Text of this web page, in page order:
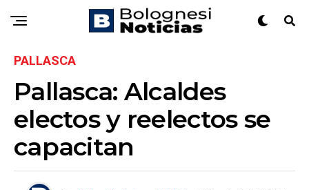
PALLASCA
Pallasca: Alcaldes
electos y reelectos se
capacitan